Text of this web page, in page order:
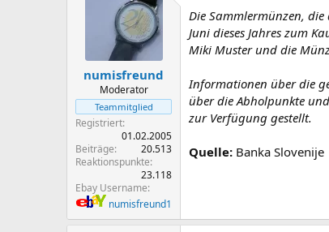
i
o
n
e
:
numisfreund
Moderator
Teammitglied
Registriert
01.02.2005
Beiträge
20.513
Reaktionspunkte
23.118
Ebay Username
numisfreund1
Die Sammlermünzen,
Juni dieses Jahres zum
Miki Muster und die
Informationen über die
über die Abholpunkte
zur Verfügung gestellt.
Quelle: Banka Slovenije